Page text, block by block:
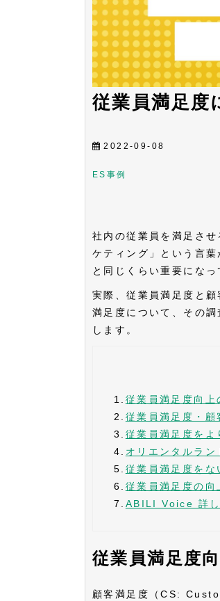
従業員満足度
2022-09-08
ES 事例
社内の従業員を満足さ
ケティング」という言
と同じくらい重要になっ
実際、従業員満足度と
満足度について、その
します。
1. 従業員満足度向上
2. 従業員満足度・顧
3. 従業員満足度をよ
4. オリエンタルラ
5. 従業員満足度をな
6. 従業員満足度の
7. ABILI Voice 詳し
従業員満足度
顧客満足度（CS: